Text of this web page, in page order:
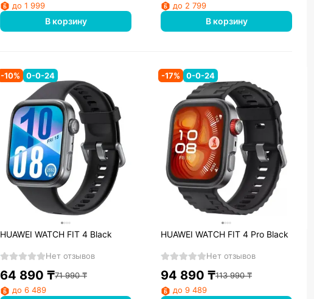
до 1 999
В корзину
до 2 799
В корзину
-10% 0-0-24
HUAWEI WATCH FIT 4 Black
Нет отзывов
64 890 ₸71 990₸
до 6 489
-17% 0-0-24
HUAWEI WATCH FIT 4 Pro Black
Нет отзывов
94 890 ₸113 990₸
до 9 489